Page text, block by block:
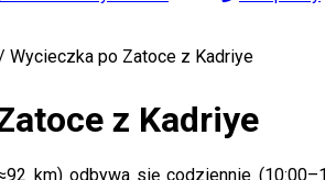
Wycieczka po Zatoce z Kadriye
z Kadriye
km) odbywa się codziennie